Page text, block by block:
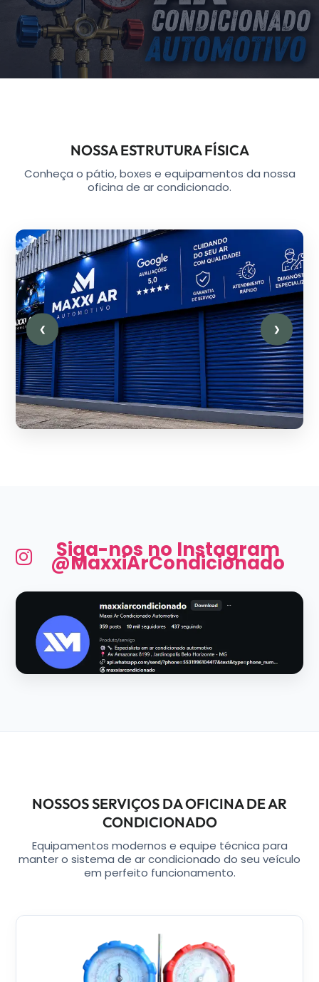
NOSSA ESTRUTURA FÍSICA
Conheça o pátio, boxes e equipamentos da nossa
oficina de ar condicionado.
❮ ❯
Siga-nos no Instagram
@MaxxiArCondicionado
NOSSOS SERVIÇOS DA OFICINA DE AR
CONDICIONADO
Equipamentos modernos e equipe técnica para
manter o sistema de ar condicionado do seu veículo
em perfeito funcionamento.